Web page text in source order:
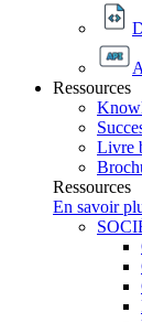
Ressources
Livre
Ressources
En savoir